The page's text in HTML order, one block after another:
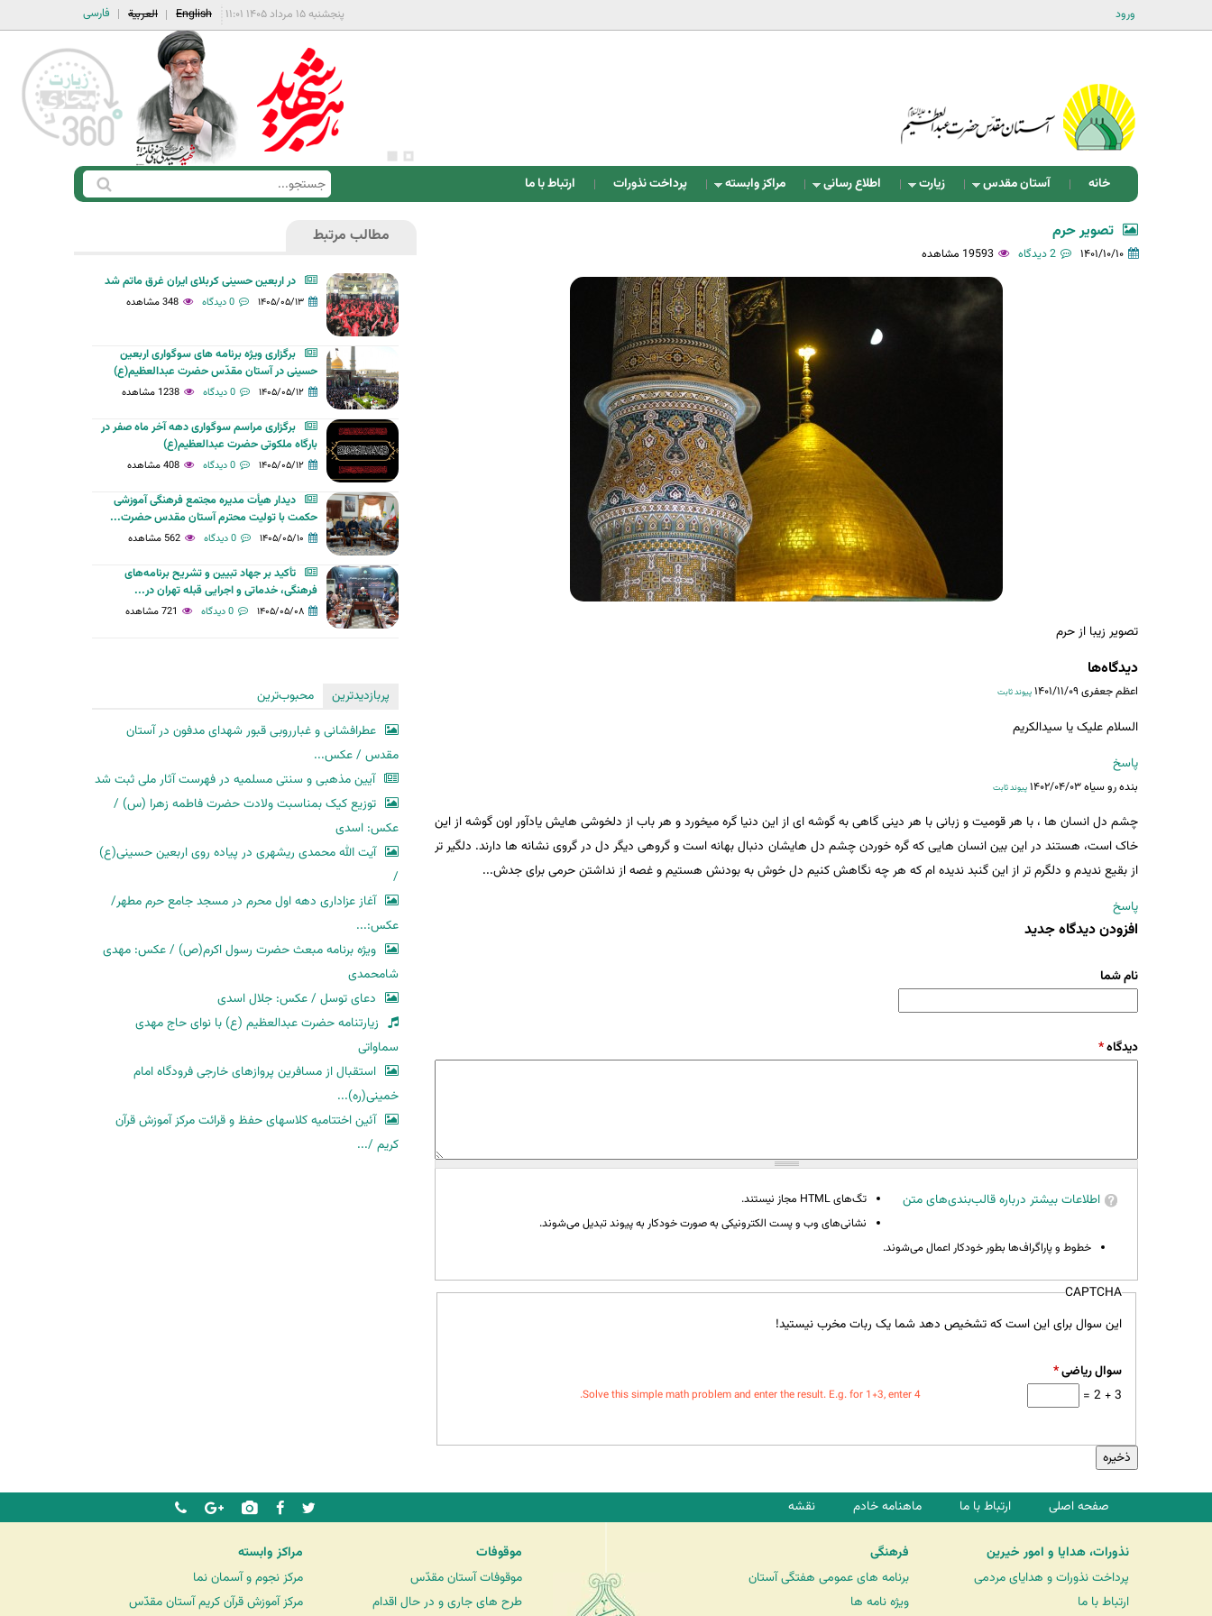
ورود فارسی العربية English پنجشنبه ۱۵ مرداد ۱۴۰۵ ۱۱:۰۱
خانه آستان مقدس زیارت اطلاع رسانی مراکز وابسته پرداخت نذورات ارتباط با ما
ف
ر
ج
س
ج
س
ت
تصویر حرم
۱۴۰۱/۱۰/۱۰ 2 دیدگاه 19593 مشاهده
تصویر زیبا از حرم
دیدگاه‌ها
اعظم جعفری پیوند ثابت
السلام علیک یا سیدالکریم
پاسخ
بنده رو سیاه پیوند ثابت
چشم دل انسان ها ، با هر قومیت و زبانی با هر دینی گاهی به گوشه ای از این دنیا گره میخورد و هر باب از دلخوشی هایش یادآور اون گوشه از این
خاک است، هستند در این بین انسان هایی که گره خوردن چشم دل هایشان دنبال بهانه است و گروهی دیگر دل در گروی نشانه ها دارند. دلگیر تر
از بقیع ندیدم و دلگرم تر از این گنبد ندیده ام که هر چه نگاهش کنیم دل خوش به بودنش هستیم و غصه از نداشتن حرمی برای جدش...
پاسخ
افزودن دیدگاه جدید
نام شما
دیدگاه*
اطلاعات بیشتر درباره قالب‌بندی‌های متن
تگ‌های HTML مجاز نیستند.
نشانی‌های وب و پست الکترونیکی به صورت خودکار به پیوند تبدیل می‌شوند.
خطوط و پاراگراف‌ها بطور خودکار اعمال می‌شوند.
CAPTCHA
این سوال برای این است که تشخیص دهد شما یک ربات مخرب نیستید!
سوال ریاضی*
3 + 2 =
Solve this simple math problem and enter the result. E.g. for 1+3, enter 4.
مطالب مرتبط
در اربعین حسینی کربلای ایران غرق ماتم شد
۱۴۰۵/۰۵/۱۳ 0 دیدگاه 348 مشاهده
برگزاری ویژه برنامه های سوگواری اربعین
حسینی در آستان مقدّس حضرت عبدالعظیم(ع)
۱۴۰۵/۰۵/۱۲ 0 دیدگاه 1238 مشاهده
برگزاری مراسم سوگواری دهه آخر ماه صفر در
بارگاه ملکوتی حضرت عبدالعظیم(ع)
۱۴۰۵/۰۵/۱۲ 0 دیدگاه 408 مشاهده
دیدار هیأت مدیره مجتمع فرهنگی آموزشی
حکمت با تولیت محترم آستان مقدس حضرت...
۱۴۰۵/۰۵/۱۰ 0 دیدگاه 562 مشاهده
تأکید بر جهاد تبیین و تشریح برنامه‌های
فرهنگی، خدماتی و اجرایی قبله تهران در...
۱۴۰۵/۰۵/۰۸ 0 دیدگاه 721 مشاهده
پربازدیدترین
محبوب‌ترین
عطرافشانی و غبارروبی قبور شهدای مدفون در آستان
مقدس / عکس...
آیین مذهبی و سنتی مسلمیه در فهرست آثار ملی ثبت شد
توزیع کیک بمناسبت ولادت حضرت فاطمه زهرا (س) /
عکس: اسدی
آیت الله محمدی ریشهری در پیاده روی اربعین حسینی(ع)
/
آغاز عزاداری دهه اول محرم در مسجد جامع حرم مطهر/
عکس:...
ویژه برنامه مبعث حضرت رسول اکرم(ص) / عکس: مهدی
شامحمدی
دعای توسل / عکس: جلال اسدی
زیارتنامه حضرت عبدالعظیم (ع) با نوای حاج مهدی
سماواتی
استقبال از مسافرین پروازهای خارجی فرودگاه امام
خمینی(ره)...
آئین اختتامیه کلاسهای حفظ و قرائت مرکز آموزش قرآن
کریم /...
صفحه اصلی ارتباط با ما ماهنامه خادم نقشه
نذورات، هدایا و امور خیرین
پرداخت نذورات و هدایای مردمی
ارتباط با ما
فرهنگی
برنامه های عمومی هفتگی آستان
ویژه نامه ها
موقوفات
موقوفات آستان مقدّس
طرح های جاری و در حال اقدام
مراکز وابسته
مرکز نجوم و آسمان نما
مرکز آموزش قرآن کریم آستان مقدّس